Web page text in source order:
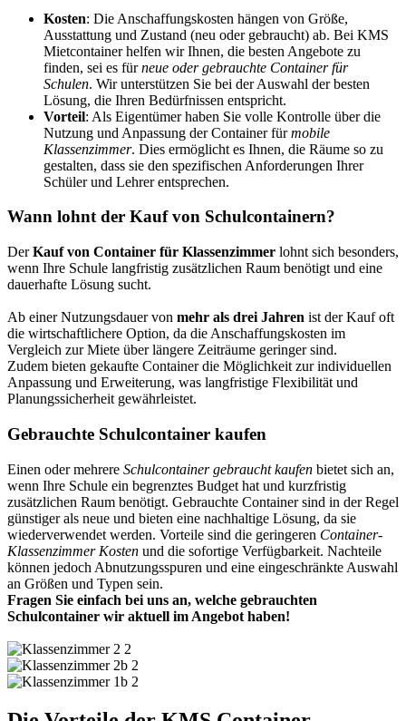
Kosten: Die Anschaffungskosten hängen von Größe,
Ausstattung und Zustand (neu oder gebraucht) ab. Bei KMS
Mietcontainer helfen wir Ihnen, die besten Angebote zu
finden, sei es fürneue oder gebrauchte Container für
Schulen. Wir unterstützen Sie bei der Auswahl der besten
Lösung, die Ihren Bedürfnissen entspricht.
Vorteil: Als Eigentümer haben Sie volle Kontrolle über die
Nutzung und Anpassung der Container fürmobile
Klassenzimmer. Dies ermöglicht es Ihnen, die Räume so zu
gestalten, dass sie den spezifischen Anforderungen Ihrer
Schüler und Lehrer entsprechen.
Wann lohnt der Kauf von Schulcontainern?
DerKauf von Container für Klassenzimmer lohnt sich besonders,
wenn Ihre Schule langfristig zusätzlichen Raum benötigt und eine
dauerhafte Lösung sucht.
Ab einer Nutzungsdauer von mehr als drei Jahren ist der Kauf oft
die wirtschaftlichere Option, da die Anschaffungskosten im
Vergleich zur Miete über längere Zeiträume geringer sind.
Zudem bieten gekaufte Container die Möglichkeit zur individuellen
Anpassung und Erweiterung, was langfristige Flexibilität und
Planungssicherheit gewährleistet.
Gebrauchte Schulcontainer kaufen
Einen oder mehrere Schulcontainer gebraucht kaufen bietet sich an,
wenn Ihre Schule ein begrenztes Budget hat und kurzfristig
zusätzlichen Raum benötigt. Gebrauchte Container sind in der Regel
günstiger als neue und bieten eine nachhaltige Lösung, da sie
wiederverwendet werden. Vorteile sind die geringeren Container-
Klassenzimmer Kosten und die sofortige Verfügbarkeit. Nachteile
können jedoch Abnutzungsspuren und eine eingeschränkte Auswahl
an Größen und Typen sein.
Fragen Sie einfach bei uns an, welche gebrauchten
Schulcontainer wir aktuell im Angebot haben!